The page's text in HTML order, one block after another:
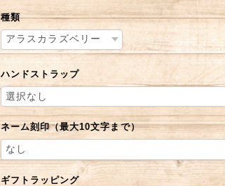
種類
ハンドストラップ
ネーム刻印（最大10文字まで）
ギフトラッピング